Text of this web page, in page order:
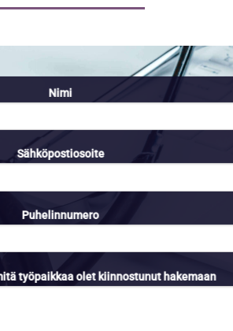
Nimi
Sähköpostiosoite
Puhelinnumero
työpaikkaa olet kiinnostunut hakemaan